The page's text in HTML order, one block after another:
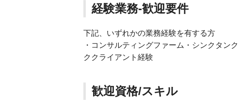
経験業務-歓迎要件
下記、いずれかの業務経験を有する方
・コンサルティングファーム・シンクタン
ククライアント経験
歓迎資格/スキル